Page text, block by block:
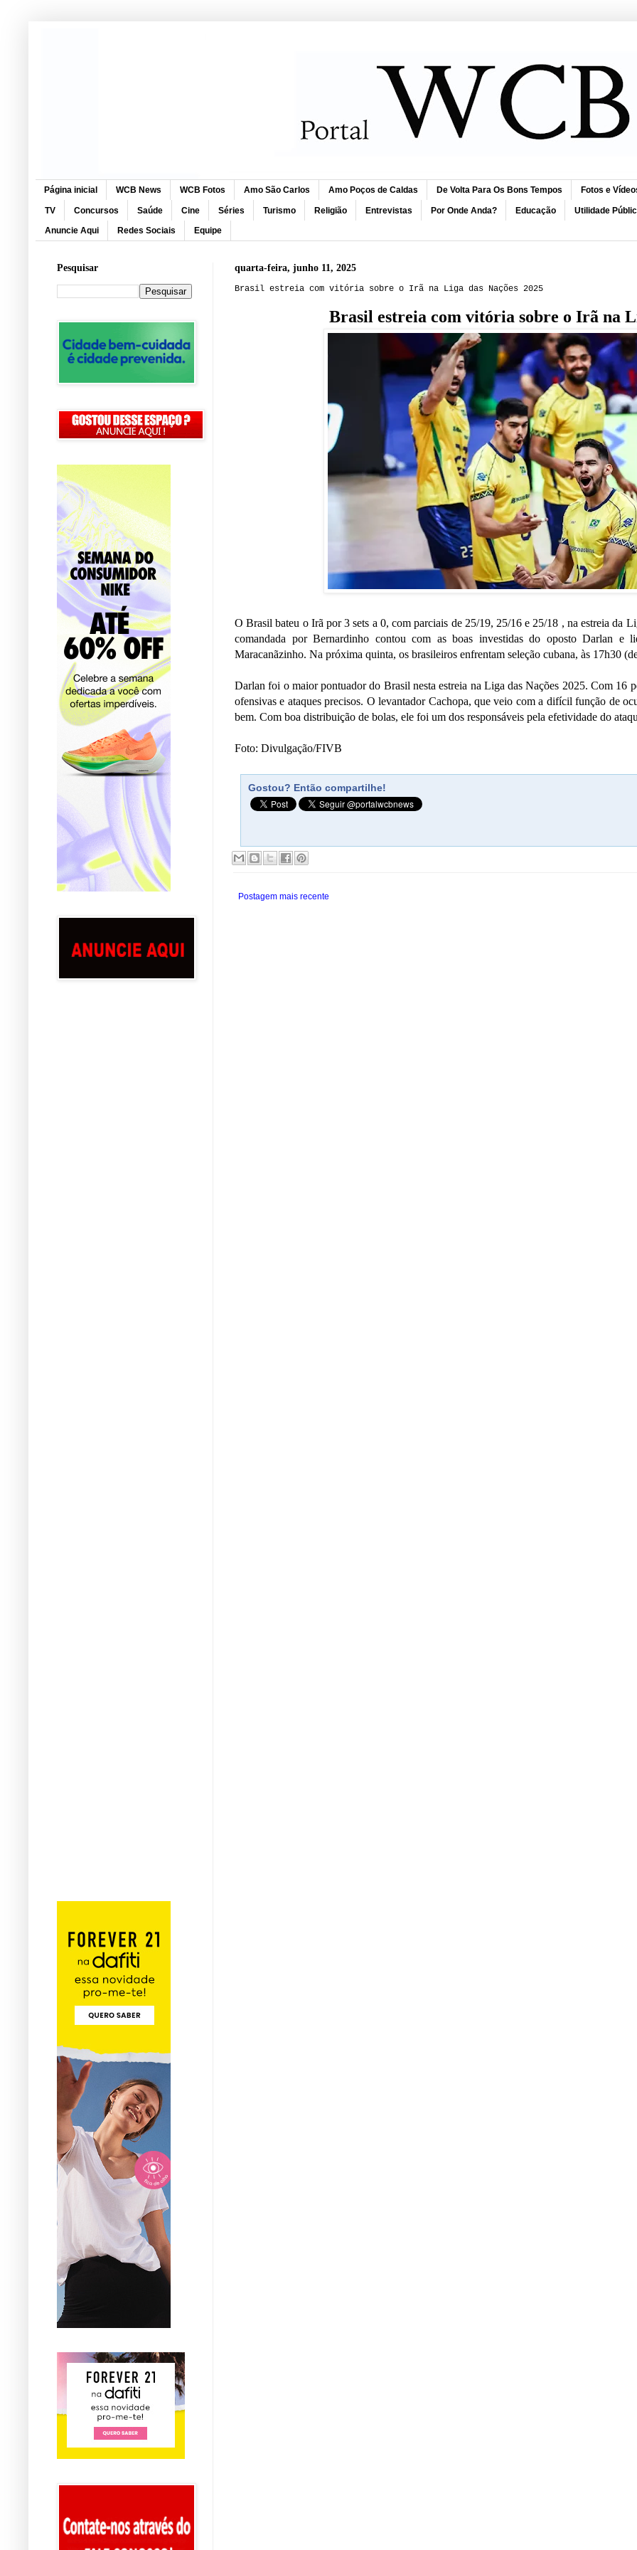
Página inicial WCB News WCB Fotos Amo São Carlos Amo Poços de Caldas De Volta Para Os Bons Tempos Fotos e
TV Concursos Saúde Cine Séries Turismo Religião Entrevistas Por Onde Anda? Educação Utilidade
Anuncie Aqui Redes Sociais Equipe
quarta-feira, junho 11, 2025
Brasil estreia com vitória sobre o Irã na Liga das Nações 2025
Brasil estreia com vitória sobre o Irã na
O Brasil bateu o Irã por 3 sets a 0, com parciais de 25/19, 25/16 e 25/18 , na estreia da
comandada por Bernardinho contou com as boas investidas do oposto Darlan
Maracanãzinho. Na próxima quinta, os brasileiros enfrentam seleção cubana, às 17h30
Darlan foi o maior pontuador do Brasil nesta estreia na Liga das Nações 2025. Com 16
ofensivas e ataques precisos. O levantador Cachopa, que veio com a difícil função de
bem. Com boa distribuição de bolas, ele foi um dos responsáveis pela efetividade do
Foto: Divulgação/FIVB
Gostou? Então compartilhe!
Postagem mais recente
Pesquisar